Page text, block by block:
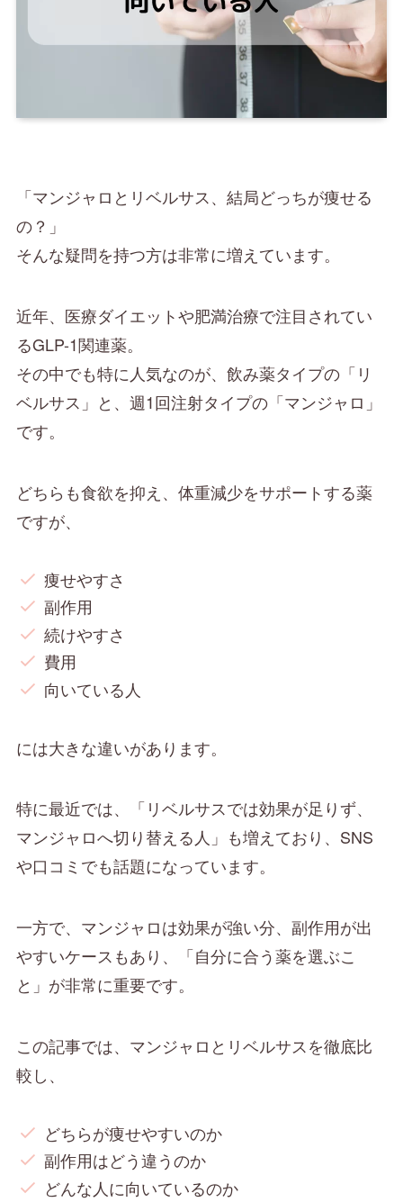
「マンジャロとリベルサス、結局どっちが痩せる
の？」
そんな疑問を持つ方は非常に増えています。
近年、医療ダイエットや肥満治療で注目されてい
るGLP-1関連薬。
その中でも特に人気なのが、飲み薬タイプの「リ
ベルサス」と、週1回注射タイプの「マンジャロ」
です。
どちらも食欲を抑え、体重減少をサポートする薬
ですが、
痩せやすさ
副作用
続けやすさ
費用
向いている人
には大きな違いがあります。
特に最近では、「リベルサスでは効果が足りず、
マンジャロへ切り替える人」も増えており、SNS
や口コミでも話題になっています。
一方で、マンジャロは効果が強い分、副作用が出
やすいケースもあり、「自分に合う薬を選ぶこ
と」が非常に重要です。
この記事では、マンジャロとリベルサスを徹底比
較し、
どちらが痩せやすいのか
副作用はどう違うのか
どんな人に向いているのか